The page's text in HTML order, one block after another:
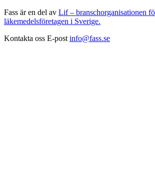
Fass är en del av Lif – branschorganisationen
läkemedelsföretagen i Sverige.
Kontakta oss E-post info@fass.se